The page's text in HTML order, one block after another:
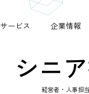
サービス 企業情報
シニ
経営者・人事担